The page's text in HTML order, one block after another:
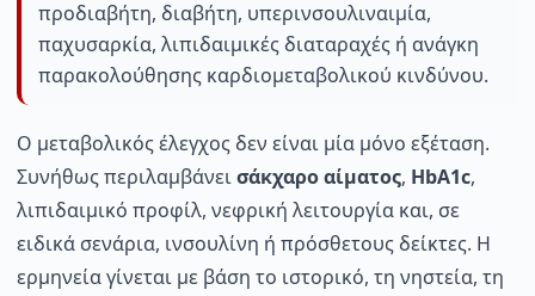
προδιαβήτη, διαβήτη, υπερινσουλιναιμία,
παχυσαρκία, λιπιδαιμικές διαταραχές ή ανάγκη
παρακολούθησης καρδιομεταβολικού κινδύνου.
Ο μεταβολικός έλεγχος δεν είναι μία μόνο εξέταση.
Συνήθως περιλαμβάνεισάκχαρο αίματος, HbA1c,
λιπιδαιμικό προφίλ, νεφρική λειτουργία και, σε
ειδικά σενάρια, ινσουλίνη ή πρόσθετους δείκτες. Η
ερμηνεία γίνεται με βάση το ιστορικό, τη νηστεία, τη